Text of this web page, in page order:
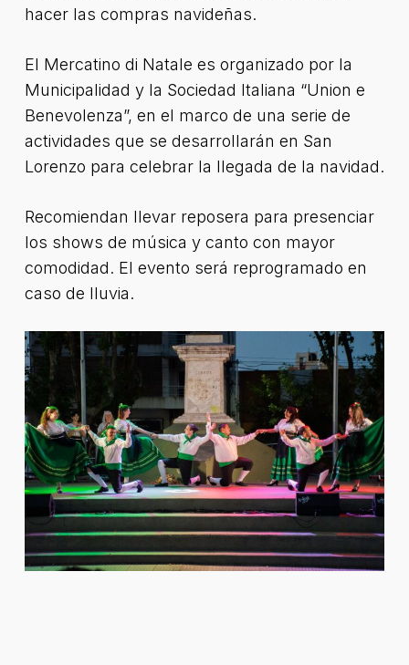
hacer las compras navideñas.
El Mercatino di Natale es organizado por la
Municipalidad y la Sociedad Italiana “Union e
Benevolenza”, en el marco de una serie de
actividades que se desarrollarán en San
Lorenzo para celebrar la llegada de la navidad.
Recomiendan llevar reposera para presenciar
los shows de música y canto con mayor
comodidad. El evento será reprogramado en
caso de lluvia.